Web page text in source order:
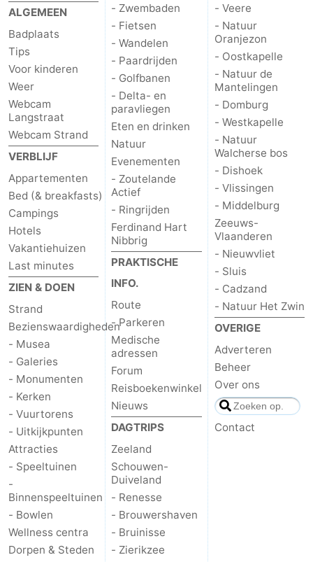
ALGEMEEN
Badplaats
Tips
Voor kinderen
Weer
Webcam
Langstraat
Webcam Strand
VERBLIJF
Appartementen
Bed (& breakfasts)
Campings
Hotels
Vakantiehuizen
Last minutes
ZIEN & DOEN
Strand
Bezienswaardigheden
- Musea
- Galeries
- Monumenten
- Kerken
- Vuurtorens
- Uitkijkpunten
Attracties
- Speeltuinen
-
Binnenspeeltuinen
- Bowlen
Wellness centra
Dorpen & Steden
- Zwembaden
- Fietsen
- Wandelen
- Paardrijden
- Golfbanen
- Delta- en
paravliegen
Eten en drinken
Natuur
Evenementen
- Zoutelande
Actief
- Ringrijden
Ferdinand Hart
Nibbrig
PRAKTISCHE
INFO.
Route
- Parkeren
Medische
adressen
Forum
Reisboekenwinkel
Nieuws
DAGTRIPS
Zeeland
Schouwen-
Duiveland
- Renesse
- Brouwershaven
- Bruinisse
- Zierikzee
- Veere
- Natuur
Oranjezon
- Oostkapelle
- Natuur de
Mantelingen
- Domburg
- Westkapelle
- Natuur
Walcherse bos
- Dishoek
- Vlissingen
- Middelburg
Zeeuws-
Vlaanderen
- Nieuwvliet
- Sluis
- Cadzand
- Natuur Het Zwin
OVERIGE
Adverteren
Beheer
Over ons
Contact